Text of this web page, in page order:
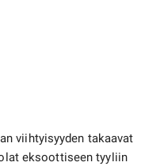
viihtyisyyden takaavat
eksoottiseen tyyliin